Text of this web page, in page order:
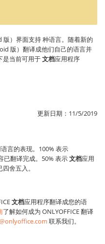
版）界面支持种语言。随着新的
版）翻译成他们自己的语言并
是当前可用于文档应用程序
更新日期： 11/5/2019
言的表现。100% 表示
已翻译完成。50% 表示文档应用
舍五入。
文档应用程序翻译成您的语
了解如何成为 ONLYOFFICE 翻译
联系我们。